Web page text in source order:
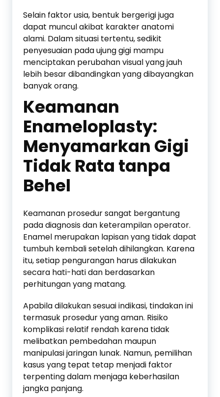
Selain faktor usia, bentuk bergerigi juga
dapat muncul akibat karakter anatomi
alami. Dalam situasi tertentu, sedikit
penyesuaian pada ujung gigi mampu
menciptakan perubahan visual yang jauh
lebih besar dibandingkan yang dibayangkan
banyak orang.
Keamanan
Enameloplasty:
Menyamarkan Gigi
Tidak Rata tanpa
Behel
Keamanan prosedur sangat bergantung
pada diagnosis dan keterampilan operator.
Enamel merupakan lapisan yang tidak dapat
tumbuh kembali setelah dihilangkan. Karena
itu, setiap pengurangan harus dilakukan
secara hati-hati dan berdasarkan
perhitungan yang matang.
Apabila dilakukan sesuai indikasi, tindakan ini
termasuk prosedur yang aman. Risiko
komplikasi relatif rendah karena tidak
melibatkan pembedahan maupun
manipulasi jaringan lunak. Namun, pemilihan
kasus yang tepat tetap menjadi faktor
terpenting dalam menjaga keberhasilan
jangka panjang.